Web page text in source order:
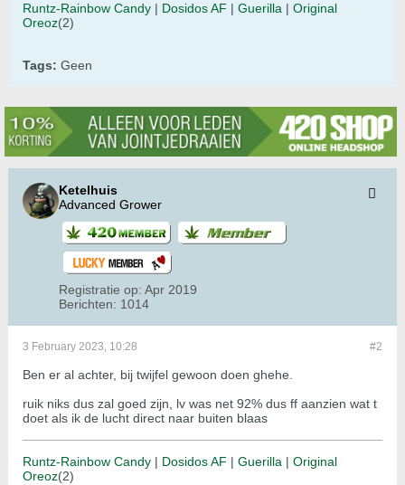
Runtz-Rainbow Candy | Dosidos AF | Guerilla | Original
Oreoz(2)
Tags: Geen
Ketelhuis
Advanced Grower
Registratie op: Apr 2019
Berichten: 1014
#2
3 February 2023, 10:28
Ben er al achter, bij twijfel gewoon doen ghehe.
ruik niks dus zal goed zijn, lv was net 92% dus ff aanzien wat t
doet als ik de lucht direct naar buiten blaas
Runtz-Rainbow Candy | Dosidos AF | Guerilla | Original
Oreoz(2)